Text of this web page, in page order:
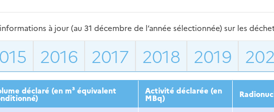
à jour (au 31 décembre de l’année sélectionnée) sur les
2016 2017 2018 2019
déclaré (en m³ équivalent Activité déclarée (en
MBq)